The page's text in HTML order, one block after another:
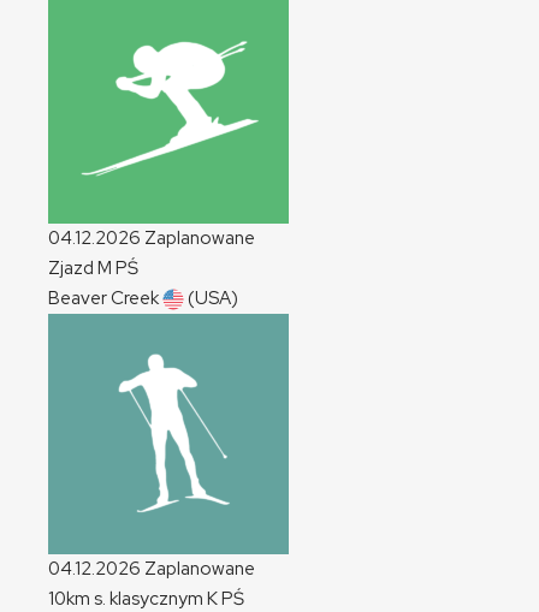
04.12.2026 Zaplanowane
Zjazd M PŚ
Beaver Creek
(USA)
04.12.2026 Zaplanowane
10km s. klasycznym KPŚ